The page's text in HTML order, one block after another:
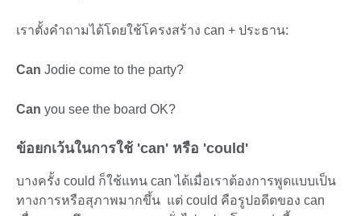
เราตั้งคำถามได้โดยใช้โครงสร้าง can + ประธาน:
Can Jodie come to the party?
Can you see the board OK?
ข้อยกเว้นในการใช้ 'can' หรือ 'could'
บางครั้ง could ก็ใช้แทน can ได้เมื่อเราต้องการพูดแบบเป็น
ทางการหรือสุภาพมากขึ้น แต่ could คือรูปอดีตของ can